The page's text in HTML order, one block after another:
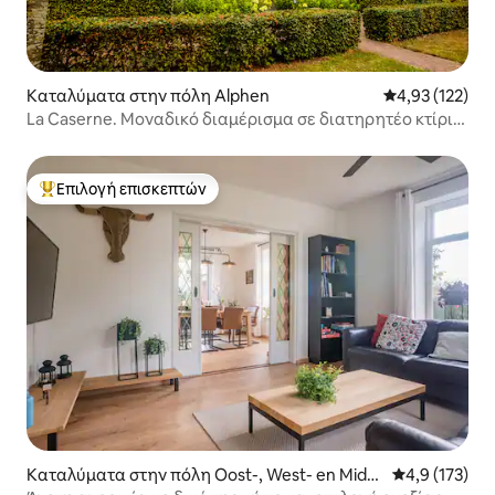
Καταλύματα στην πόλη Alphen Μέση
4,93 (122)
La Caserne. Μοναδικό διαμέρισμα σε διατηρητέο κτίριο
Κορυφαία επιλογή επισκεπτών
Επιλογή επισκεπτών
Καταλύματα στην πόλη Oost-, West- en Midd
Μέση
4,9 (173)